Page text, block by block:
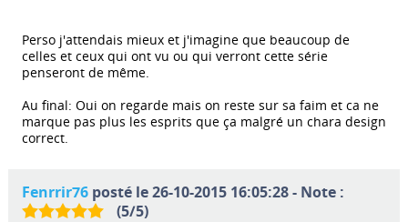
Perso j'attendais mieux et j'imagine que beaucoup de
celles et ceux qui ont vu ou qui verront cette série
penseront de même.
Au final: Oui on regarde mais on reste sur sa faim et ca ne
marque pas plus les esprits que ça malgré un chara design
correct.
Fenrrir76posté le 26-10-2015 16:05:28 - Note :
(5/5)